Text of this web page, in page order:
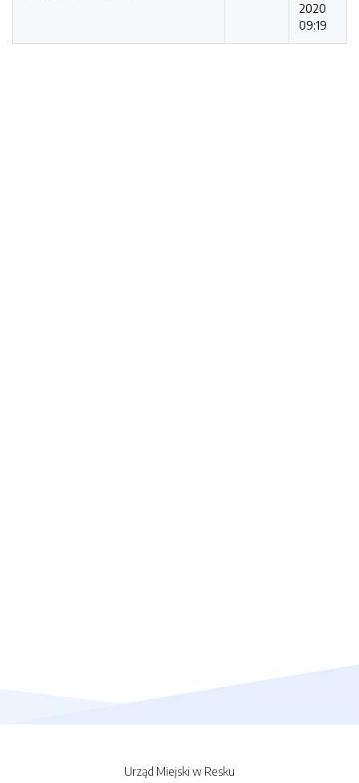
2020
09:19
Urząd Miejski w Resku